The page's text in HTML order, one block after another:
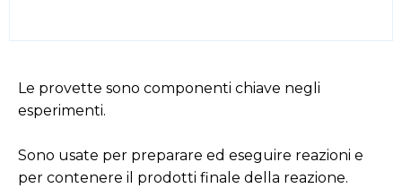
Le provette sono componenti chiave negli
esperimenti.
Sono usate per preparare ed eseguire reazioni e
per contenere il prodotti finale della reazione.